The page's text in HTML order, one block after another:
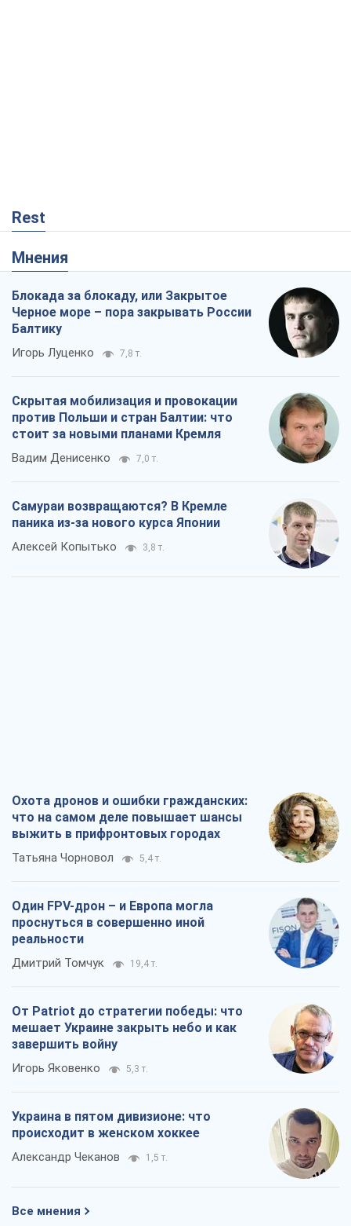
Rest
Мнения
Блокада за блокаду, или Закрытое
Черное море – пора закрывать России
Балтику
Игорь Луценко 7,8 т.
Скрытая мобилизация и провокации
против Польши и стран Балтии: что
стоит за новыми планами Кремля
Вадим Денисенко 7,0 т.
Самураи возвращаются? В Кремле
паника из-за нового курса Японии
Алексей Копытько 3,8 т.
Охота дронов и ошибки гражданских:
что на самом деле повышает шансы
выжить в прифронтовых городах
Татьяна Чорновол 5,4 т.
Один FPV-дрон – и Европа могла
проснуться в совершенно иной
реальности
Дмитрий Томчук 19,4 т.
От Patriot до стратегии победы: что
мешает Украине закрыть небо и как
завершить войну
Игорь Яковенко 5,3 т.
Украина в пятом дивизионе: что
происходит в женском хоккее
Александр Чеканов 1,5 т.
Все мнения